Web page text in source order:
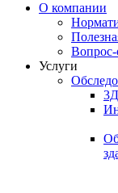
О компании
Вопрос-
Услуги